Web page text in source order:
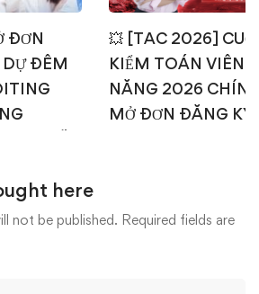
ĐƠN
ĐÊM
💥 [TAC 2026]
KIỂM TOÁN VIÊN
NĂNG 2026
MỞ ĐƠN ĐĂNG KÝ
here
not be published. Required fields are